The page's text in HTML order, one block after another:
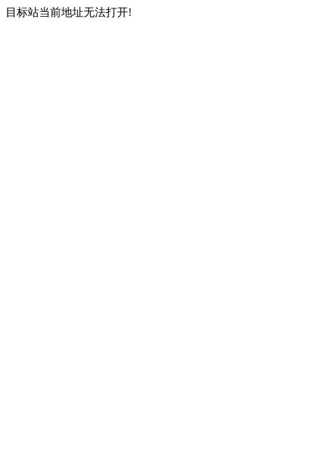
目标站当前地址无法打开!